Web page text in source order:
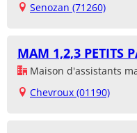
Senozan (71260)
MAM 1,2,3 PETITS
Maison d'assistants
Chevroux (01190)